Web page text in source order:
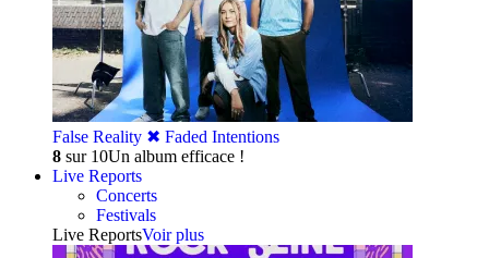
False Reality ✖︎ Faded Intentions
8 sur 10Un album efficace !
Live Reports
Concerts
Festivals
Live ReportsVoir plus